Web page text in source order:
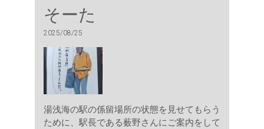
そーた
2025/08/25
湯浅海の駅の係留場所の状態を見せてもらう
ために、駅長である薮野さんにご案内をして